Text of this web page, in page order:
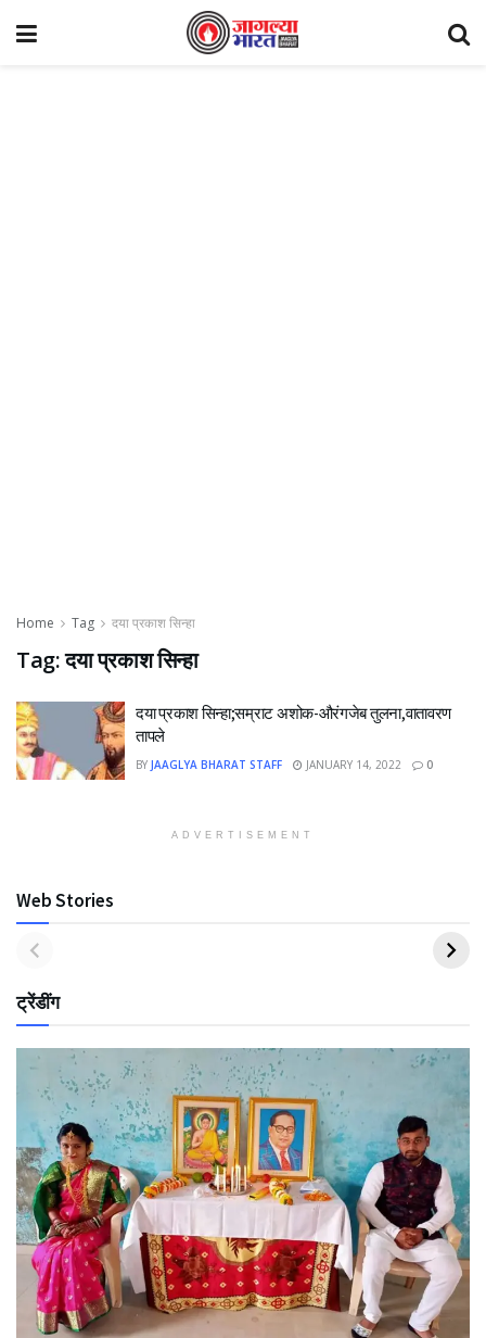
Home Tag दया प्रकाश सिन्हा
Tag:दया प्रकाश सिन्हा
दया प्रकाश सिन्हा;सम्राट अशोक-औरंगजेब तुलना,वातावरण
तापले
BY JAAGLYA BHARAT STAFF JANUARY 14, 2022 0
ADVERTISEMENT
Web Stories
ट्रेंडींग